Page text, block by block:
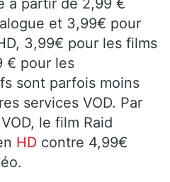
à partir de 2,99 €
et 3,99€ pour
3,99€ pour les films
€ pour les
sont parfois moins
services VOD. Par
le film Raid
HD contre 4,99€